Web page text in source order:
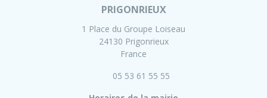
PRIGONRIEUX
1 Place du Groupe Loiseau
24130 Prigonrieux
France
05 53 61 55 55